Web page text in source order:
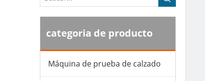
categoria de producto
Máquina de prueba de calzado